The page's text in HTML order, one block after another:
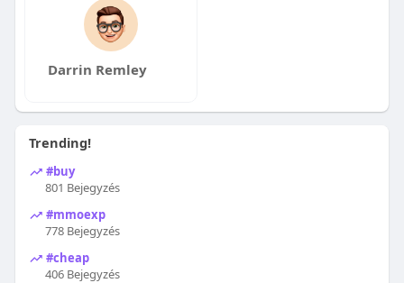
Darrin Remley
Trending!
#buy
801 Bejegyzés
#mmoexp
778 Bejegyzés
#cheap
406 Bejegyzés